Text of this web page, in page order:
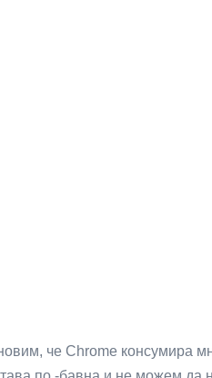
че Chrome консумира